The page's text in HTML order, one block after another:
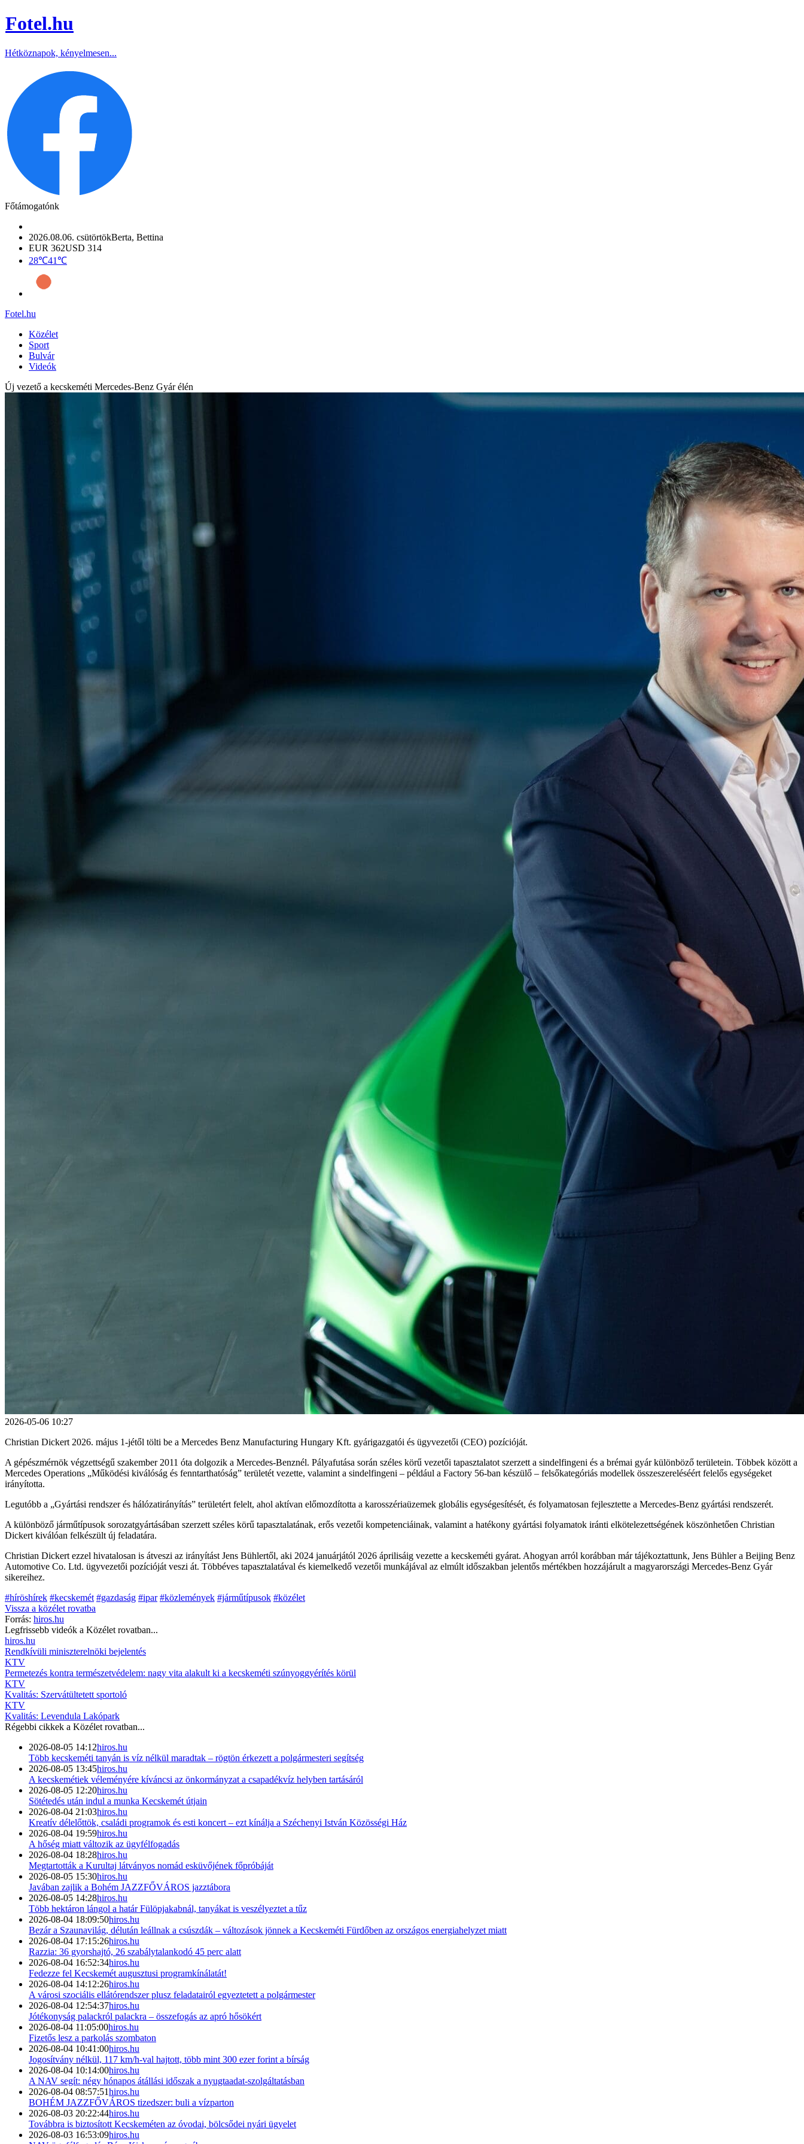
Fotel.hu
Hétköznapok, kényelmesen...
Főtámogatónk
2026.08.06. csütörtökBerta, Bettina
EUR 362USD 314
28℃41℃
Fotel.hu
Közélet
Sport
Bulvár
Videók
Új vezető a kecskeméti Mercedes-Benz Gyár élén
2026-05-06 10:27
Christian Dickert 2026. május 1-jétől tölti be a Mercedes Benz Manufacturing Hungary Kft. gyárigazgatói és ügyvezetői (CEO) pozícióját.
A gépészmérnök végzettségű szakember 2011 óta dolgozik a Mercedes‑Benznél. Pályafutása során széles körű vezetői tapasztalatot szerzett a sindelfingeni és a brémai gyár különböző területein. Többek között a
Mercedes Operations „Működési kiválóság és fenntarthatóság” területét vezette, valamint a sindelfingeni – például a Factory 56-ban készülő – felsőkategóriás modellek összeszereléséért felelős egységeket
irányította.
Legutóbb a „Gyártási rendszer és hálózatirányítás” területért felelt, ahol aktívan előmozdította a karosszériaüzemek globális egységesítését, és folyamatosan fejlesztette a Mercedes‑Benz gyártási rendszerét.
A különböző járműtípusok sorozatgyártásában szerzett széles körű tapasztalatának, erős vezetői kompetenciáinak, valamint a hatékony gyártási folyamatok iránti elkötelezettségének köszönhetően Christian
Dickert kiválóan felkészült új feladatára.
Christian Dickert ezzel hivatalosan is átveszi az irányítást Jens Bühlertől, aki 2024 januárjától 2026 áprilisáig vezette a kecskeméti gyárat. Ahogyan arról korábban már tájékoztattunk, Jens Bühler a Beijing Benz
Automotive Co. Ltd. ügyvezetői pozícióját veszi át. Többéves tapasztalatával és kiemelkedő vezetői munkájával az elmúlt időszakban jelentős mértékben hozzájárult a magyarországi Mercedes‑Benz Gyár
sikereihez.
#híröshírek #kecskemét #gazdaság #ipar #közlemények #járműtípusok #közélet
Vissza a közélet rovatba
Forrás: hiros.hu
Legfrissebb videók a Közélet rovatban...
hiros.hu
Rendkívüli miniszterelnöki bejelentés
KTV
Permetezés kontra természetvédelem: nagy vita alakult ki a kecskeméti szúnyoggyérítés körül
KTV
Kvalitás: Szervátültetett sportoló
KTV
Kvalitás: Levendula Lakópark
Régebbi cikkek a Közélet rovatban...
2026-08-05 14:12hiros.hu
Több kecskeméti tanyán is víz nélkül maradtak – rögtön érkezett a polgármesteri segítség
2026-08-05 13:45hiros.hu
A kecskemétiek véleményére kíváncsi az önkormányzat a csapadékvíz helyben tartásáról
2026-08-05 12:20hiros.hu
Sötétedés után indul a munka Kecskemét útjain
2026-08-04 21:03hiros.hu
Kreatív délelőttök, családi programok és esti koncert – ezt kínálja a Széchenyi István Közösségi Ház
2026-08-04 19:59hiros.hu
A hőség miatt változik az ügyfélfogadás
2026-08-04 18:28hiros.hu
Megtartották a Kurultaj látványos nomád esküvőjének főpróbáját
2026-08-05 15:30hiros.hu
Javában zajlik a Bohém JAZZFŐVÁROS jazztábora
2026-08-05 14:28hiros.hu
Több hektáron lángol a határ Fülöpjakabnál, tanyákat is veszélyeztet a tűz
2026-08-04 18:09:50hiros.hu
Bezár a Szaunavilág, délután leállnak a csúszdák – változások jönnek a Kecskeméti Fürdőben az országos energiahelyzet miatt
2026-08-04 17:15:26hiros.hu
Razzia: 36 gyorshajtó, 26 szabálytalankodó 45 perc alatt
2026-08-04 16:52:34hiros.hu
Fedezze fel Kecskemét augusztusi programkínálatát!
2026-08-04 14:12:26hiros.hu
A városi szociális ellátórendszer plusz feladatairól egyeztetett a polgármester
2026-08-04 12:54:37hiros.hu
Jótékonyság palackról palackra – összefogás az apró hősökért
2026-08-04 11:05:00hiros.hu
Fizetős lesz a parkolás szombaton
2026-08-04 10:41:00hiros.hu
Jogosítvány nélkül, 117 km/h-val hajtott, több mint 300 ezer forint a bírság
2026-08-04 10:14:00hiros.hu
A NAV segít: négy hónapos átállási időszak a nyugtaadat-szolgáltatásban
2026-08-04 08:57:51hiros.hu
BOHÉM JAZZFŐVÁROS tizedszer: buli a vízparton
2026-08-03 20:22:44hiros.hu
Továbbra is biztosított Kecskeméten az óvodai, bölcsődei nyári ügyelet
2026-08-03 16:53:09hiros.hu